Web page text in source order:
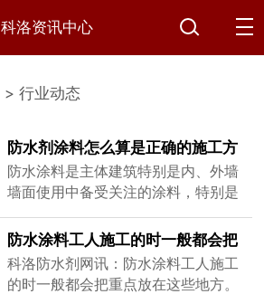
科洛资讯中心
> 行业动态
防水剂涂料怎么算是正确的施工方
式，需注意那些细节
防水涂料是主体建筑特别是内、外墙
墙面使用中备受关注的涂料，特别是
南方多雨、潮湿的城市。那么作为客
户或装修公司在挑选防水涂料时，应
该注意哪些细节，才能选用到最适合
自身需要的优质涂料呢？
防水涂料工人施工的时一般都会把
重点放在这些地方
科洛防水剂网讯：防水涂料工人施工
的时一般都会把重点放在这些地方。